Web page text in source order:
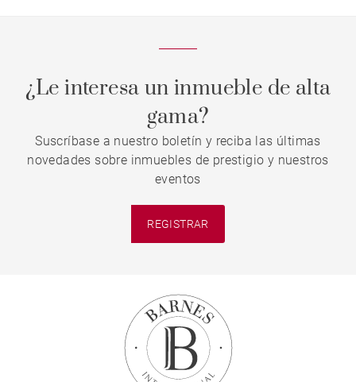
¿Le interesa un inmueble de alta
gama?
Suscríbase a nuestro boletín y reciba las últimas
novedades sobre inmuebles de prestigio y nuestros
eventos
REGISTRAR